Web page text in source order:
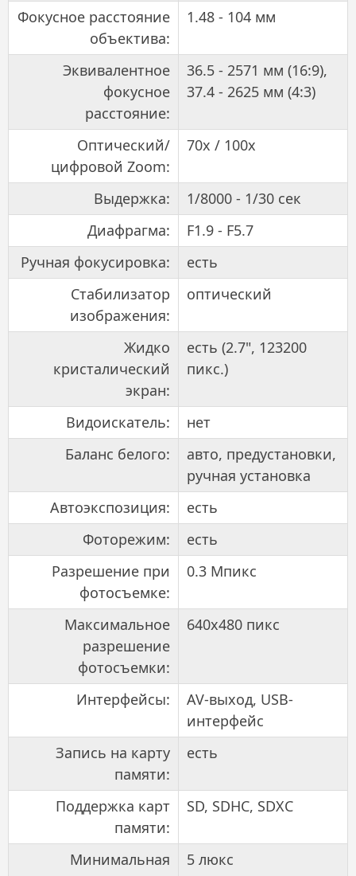
Фокусное расстояние
объектива:
1.48 - 104 мм
Эквивалентное
фокусное
расстояние:
36.5 - 2571 мм (16:9),
37.4 - 2625 мм (4:3)
Оптический/
цифровой Zoom:
70x / 100x
Выдержка:
1/8000 - 1/30 сек
Диафрагма:
F1.9 - F5.7
Ручная фокусировка:
есть
Стабилизатор
изображения:
оптический
Жидко
кристалический
экран:
есть (2.7", 123200
пикс.)
Видоискатель:
нет
Баланс белого:
авто, предустановки,
ручная установка
Автоэкспозиция:
есть
Фоторежим:
есть
Разрешение при
фотосъемке:
0.3 Мпикс
Максимальное
разрешение
фотосъемки:
640x480 пикс
Интерфейсы:
AV-выход, USB-
интерфейс
Запись на карту
памяти:
есть
Поддержка карт
памяти:
SD, SDHC, SDXC
Минимальная
5 люкс